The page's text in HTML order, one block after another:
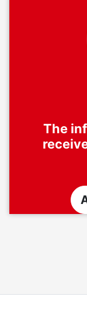
The